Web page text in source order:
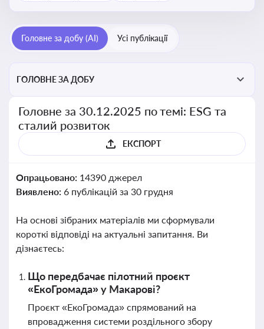
Головне за добу (AI) Усі публікації
ГОЛОВНЕ ЗА ДОБУ
Головне за 30.12.2025 по темі: ESG та
сталий розвиток
ЕКСПОРТ
Опрацьовано: 14390 джерел
Виявлено: 6 публікацій за 30 грудня
На основі зібраних матеріалів ми сформували
короткі відповіді на актуальні запитання. Ви
дізнаєтесь:
Що передбачає пілотний проєкт
«ЕкоГромада» у Макарові?
Проєкт «ЕкоГромада» спрямований на
впровадження системи роздільного збору